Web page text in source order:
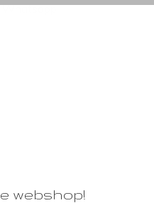
webshop!
Whatsapp